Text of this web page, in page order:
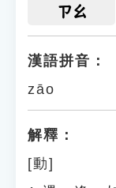
ㄗㄠ
漢語拼音：
zāo
解釋：
[動]